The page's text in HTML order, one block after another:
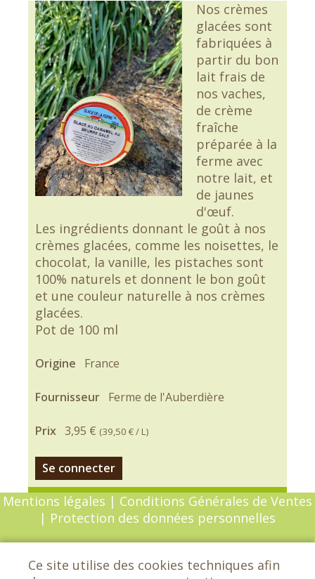
Nos crèmes
glacées sont
fabriquées à
partir du bon
lait frais de
nos vaches,
de crème
fraîche
préparée à la
ferme avec
notre lait, et
de jaunes
d'œuf.
Les ingrédients donnant le goût à nos
crèmes glacées, comme les noisettes, le
chocolat, la vanille, les pistaches sont
100% naturels et donnent le bon goût
et une couleur naturelle à nos crèmes
glacées.
Pot de 100 ml
Origine France
Fournisseur Ferme de l'Auberdière
Prix 3,95 € (39,50 €/ L)
Se connecter
Mentions légales | Conditions Générales de Ventes
| Protection des données personnelles
réservés - Conception :Sarl Dynapse
Ce site utilise des cookies techniques afin